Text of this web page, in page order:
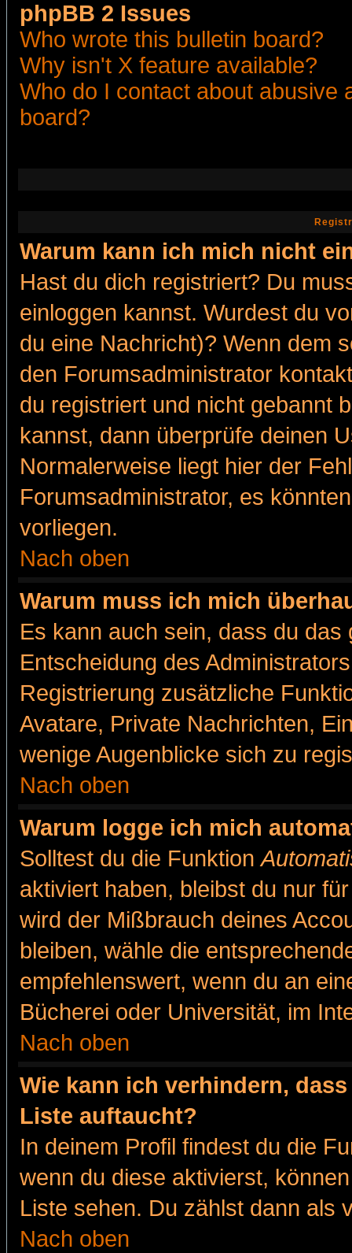
phpBB 2 Issues
Who wrote this bulletin board?
Why isn't X feature available?
Who do I contact about abusive
board?
Warum kann ich mich nicht
Hast du dich registriert? Du
einloggen kannst. Wurdest du
du eine Nachricht)? Wenn dem
den Forumsadministrator
du registriert und nicht gebannt
kannst, dann überprüfe deinen
Normalerweise liegt hier der
Forumsadministrator, es
vorliegen.
Nach oben
Warum muss ich mich
Es kann auch sein, dass du
Entscheidung des
Registrierung zusätzliche
Avatare, Private Nachrichten,
wenige Augenblicke sich zu
Nach oben
Warum logge ich mich
Solltest du die Funktion
aktiviert haben, bleibst du nur
wird der Mißbrauch deines
bleiben, wähle die
empfehlenswert, wenn du an
Bücherei oder Universität, im
Nach oben
Wie kann ich verhindern,
Liste auftaucht?
In deinem Profil findest du die
wenn du diese aktivierst,
Liste sehen. Du zählst dann als
Nach oben